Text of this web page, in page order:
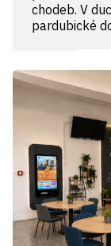
chodeb. V
pardubické